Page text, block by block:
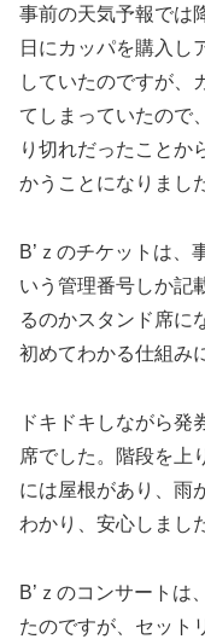
事前の天気予報では
日にカッパを購入し
していたのですが、
てしまっていたので
り切れだったことか
かうことになりまし
B’ｚのチケットは、
いう管理番号しか記
るのかスタンド席に
初めてわかる仕組み
ドキドキしながら発
席でした。階段を上
には屋根があり、雨
わかり、安心しまし
B’ｚのコンサートは
たのですが、セット